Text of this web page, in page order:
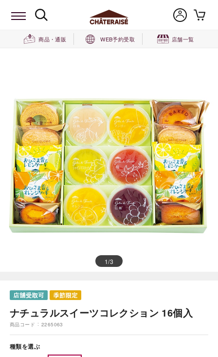
商品・通販 WEB予約受取 店舗一覧
1/3
ナチュラルスイーツコレクション 16個入
商品コード 2265063
種類を選ぶ